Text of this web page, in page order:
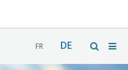
FR DE